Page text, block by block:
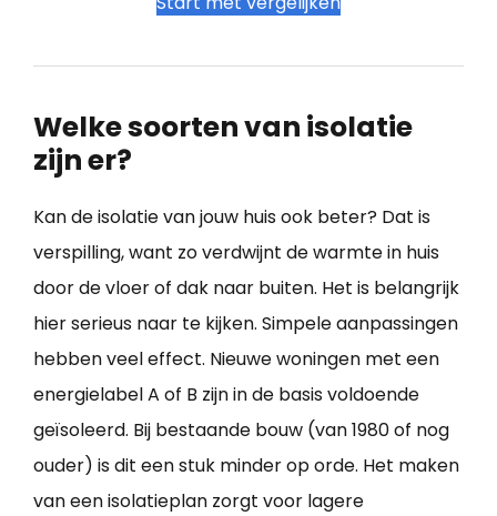
Welke soorten van isolatie
zijn er?
Kan de isolatie van jouw huis ook beter? Dat is
verspilling, want zo verdwijnt de warmte in huis
door de vloer of dak naar buiten. Het is belangrijk
hier serieus naar te kijken. Simpele aanpassingen
hebben veel effect. Nieuwe woningen met een
energielabel A of B zijn in de basis voldoende
geïsoleerd. Bij bestaande bouw (van 1980 of nog
ouder) is dit een stuk minder op orde. Het maken
van een isolatieplan zorgt voor lagere